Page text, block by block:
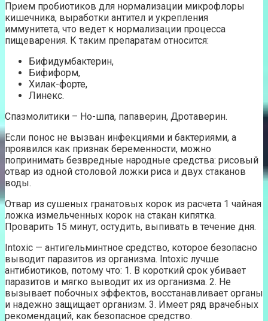
Прием пробиотиков для нормализации микрофлоры
кишечника, выработки антител и укрепления
иммунитета, что ведет к нормализации процесса
пищеварения. К таким препаратам относится:
Бифидумбактерин,
Бифиформ,
Хилак-форте,
Линекс.
Спазмолитики – Но-шпа, папаверин, Дротаверин.
Если понос не вызван инфекциями и бактериями, а
проявился как признак беременности, можно
попринимать безвредные народные средства: рисовый
отвар из одной столовой ложки риса и двух стаканов
воды.
Отвар из сушеных гранатовых корок из расчета 1 чайная
ложка измельченных корок на стакан кипятка.
Проварить 15 минут, остудить, выпивать в течение дня.
Intoxic — антигельминтное средство, которое безопасно
выводит паразитов из организма. Intoxic лучше
антибиотиков, потому что: 1. В короткий срок убивает
паразитов и мягко выводит их из организма. 2. Не
вызывает побочных эффектов, восстанавливает органы
и надежно защищает организм. 3. Имеет ряд врачебных
рекомендаций, как безопасное средство.